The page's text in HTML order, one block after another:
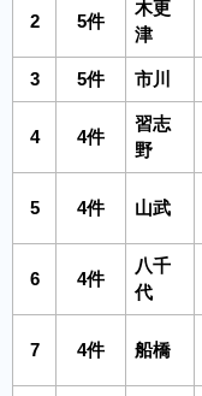
2 5件
木更
津
3 5件 市川
4 4件
習志
野
5 4件 山武
6 4件
八千
代
7 4件 船橋